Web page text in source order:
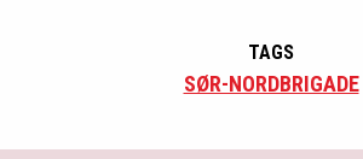
TAGS
SØR-NORDBRIGADE